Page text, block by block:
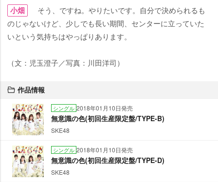
小畑
そう、ですね。やりたいです。自分で決められるも
のじゃないけど、少しでも長い期間、センターに立っていた
いという気持ちはやっぱりあります。
（文：児玉澄子／写真：川田洋司）
作品情報
シングル 2018年01月10日発売
無意識の色(初回生産限定盤/TYPE-B)
SKE48
シングル 2018年01月10日発売
無意識の色(初回生産限定盤/TYPE-D)
SKE48